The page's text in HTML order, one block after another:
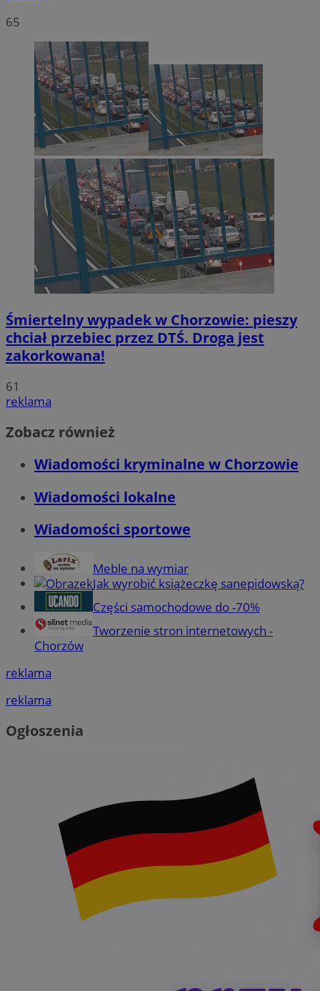
65
Śmiertelny wypadek w Chorzowie: pieszy
chciał przebiec przez DTŚ. Droga jest
zakorkowana!
61
reklama
Zobacz również
Wiadomości kryminalne w Chorzowie
Wiadomości lokalne
Wiadomości sportowe
Meble na wymiar
Jak wyrobić książeczkę sanepidowską?
Części samochodowe do -70%
Tworzenie stron internetowych -
Chorzów
reklama
reklama
Ogłoszenia